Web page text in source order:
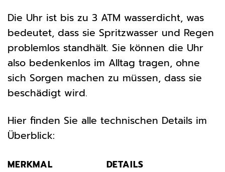
Die Uhr ist bis zu 3 ATM wasserdicht, was
bedeutet, dass sie Spritzwasser und Regen
problemlos standhält. Sie können die Uhr
also bedenkenlos im Alltag tragen, ohne
sich Sorgen machen zu müssen, dass sie
beschädigt wird.
Hier finden Sie alle technischen Details im
Überblick:
MERKMAL
DETAILS